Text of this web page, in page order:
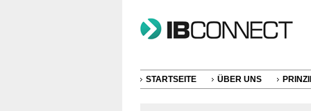
STARTSEITE ÜBER UNS